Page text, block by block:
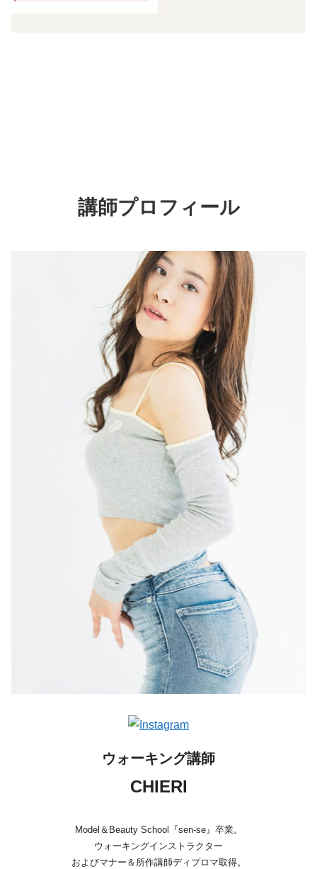
講師プロフィール
ウォーキング講師
CHIERI
Model＆Beauty School『sen-se』卒業。
ウォーキングインストラクター
およびマナー＆所作講師ディプロマ取得。